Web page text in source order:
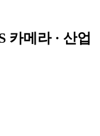
카메라 · 산업